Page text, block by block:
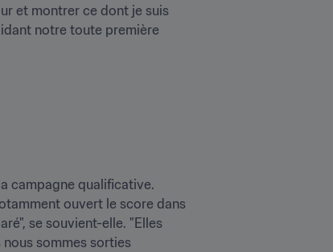
et montrer ce dont je suis
notre toute première
campagne qualificative.
ouvert le score dans
se souvient-elle. "Elles
sommes sorties